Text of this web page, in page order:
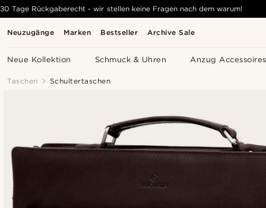
Neuzugänge Marken Bestseller Archive Sale
Neue Kollektion Schmuck & Uhren Anzug Accessoires
30 Tage Rückgaberecht - wir stellen keine Fragen nach dem warum!
Taschen Schultertaschen